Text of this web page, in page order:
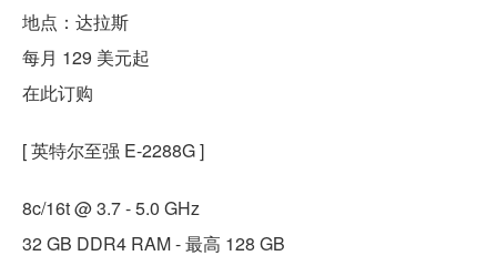
地点：达拉斯
每月 129 美元起
在此订购
[ 英特尔至强 E-2288G ]
8c/16t @ 3.7 - 5.0 GHz
32 GB DDR4 RAM - 最高 128 GB